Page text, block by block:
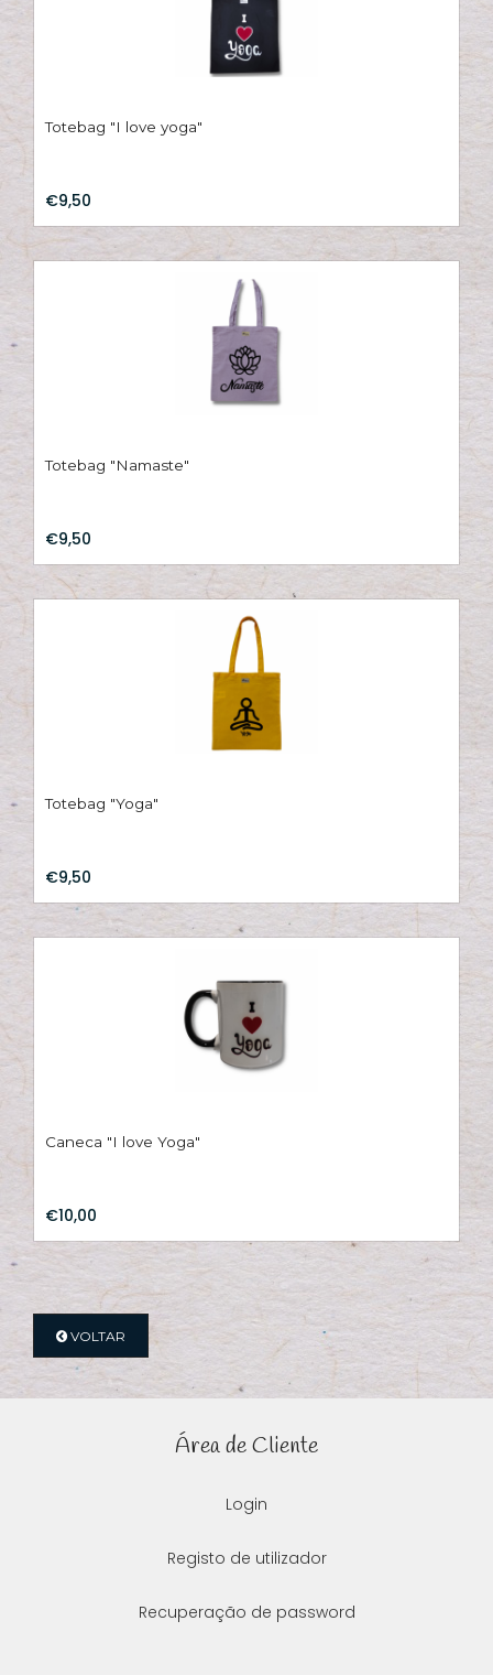
Totebag "I love yoga"
€9,50
Totebag "Namaste"
€9,50
Totebag "Yoga"
€9,50
Caneca "I love Yoga"
€10,00
VOLTAR
Área de Cliente
Login
Registo de utilizador
Recuperação de password